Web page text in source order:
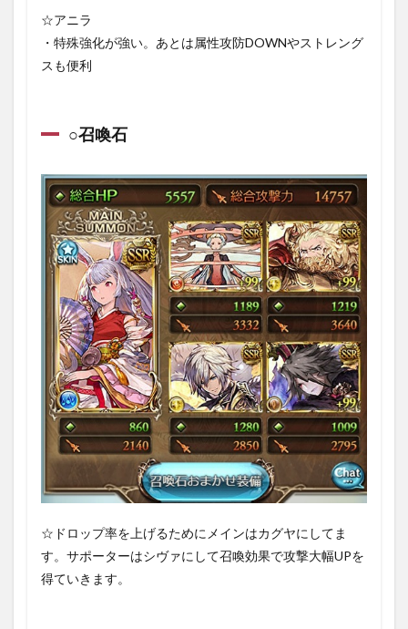
グナ
1.4.6
1.5
入手
まと
め
1.6
まと
めの
まと
め
☆アニラ
・特殊強化が強い。あとは属性攻防DOWNやストレング
スも便利
○召喚石
☆ドロップ率を上げるためにメインはカグヤにしてま
す。サポーターはシヴァにして召喚効果で攻撃大幅UPを
得ていきます。